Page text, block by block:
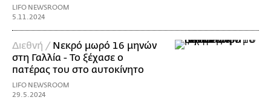
LIFO NEWSROOM
5.11.2024
Διεθνή / Νεκρό μωρό 16 μηνών
στη Γαλλία - Το ξέχασε ο
πατέρας του στο αυτοκίνητο
LIFO NEWSROOM
29.5.2024